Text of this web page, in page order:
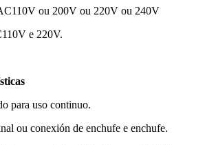
ou 200V ou 220V ou 240V
e 220V.
para uso continuo.
ou conexión de enchufe e enchufe.